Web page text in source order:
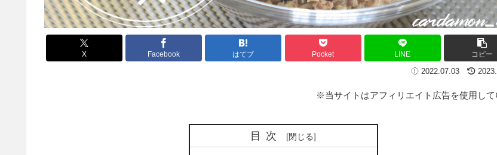
X Facebook はてブ Pocket LINE コピー
2022.07.03
※当サイトはアフィリエイト広告を使用して
目次